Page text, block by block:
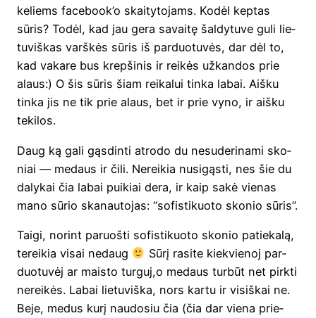
keliems face­bo­ok’o skai­ty­to­jams. Kodėl kep­tas
sūris? Todėl, kad jau gera savai­tę šal­dy­tu­ve guli lie­
tu­viš­kas varš­kės sūris iš par­duo­tu­vės, dar dėl to,
kad vaka­re bus krep­ši­nis ir rei­kės užkan­dos prie
alaus:) O šis sūris šiam rei­ka­lui tin­ka labai. Aiš­ku
tin­ka jis ne tik prie alaus, bet ir prie vyno, ir aiš­ku
tekilos.
Daug ką gali gąs­din­ti atro­do du nesu­de­ri­na­mi sko­
niai — medaus ir čili. Nerei­kia nusi­gąs­ti, nes šie du
daly­kai čia labai pui­kiai dera, ir kaip sakė vie­nas
mano sūrio ska­nau­to­jas: “sofis­ti­kuo­to sko­nio sūris”.
Tai­gi, norint paruoš­ti sofis­ti­kuo­to sko­nio patie­ka­lą,
terei­kia visai nedaug
Sūrį rasi­te kiek­vie­noj par­
duo­tu­vėj ar mais­to turguj,o medaus tur­būt net pirk­ti
nerei­kės. Labai lie­tu­viš­ka, nors kar­tu ir visiš­kai ne.
Beje, medus kurį nau­do­siu čia (čia dar vie­na prie­